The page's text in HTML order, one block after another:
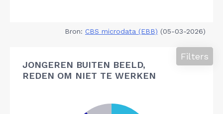
Bron: CBS microdata (EBB) (05-03-2026)
JONGEREN BUITEN BEELD,
REDEN OM NIET TE WERKEN
Filters